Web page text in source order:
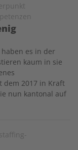
es in der
kaum in sie
dem 2017 in Kraft
nun kantonal auf